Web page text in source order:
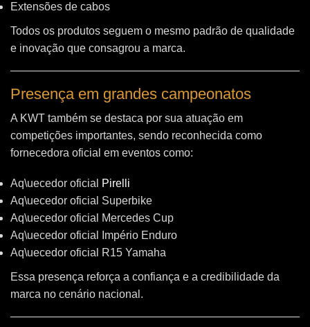
Extensões de cabos
Todos os produtos seguem o mesmo padrão de qualidade
e inovação que consagrou a marca.
Presença em grandes campeonatos
A KWT também se destaca por sua atuação em
competições importantes, sendo reconhecida como
fornecedora oficial em eventos como:
Aq\uecedor oficial
Pirelli
Aq\uecedor oficial Superbike
Aq\uecedor oficial Mercedes Cup
Aq\uecedor oficial Império Enduro
Aq\uecedor oficial R15 Yamaha
Essa presença reforça a confiança e a credibilidade da
marca no cenário nacional.